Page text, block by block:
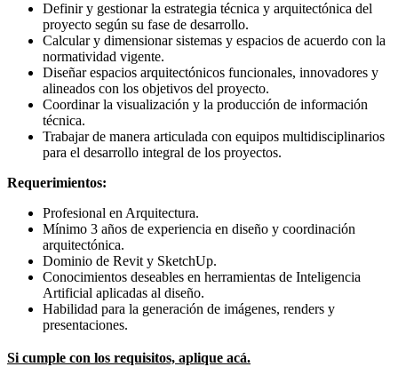
Definir y gestionar la estrategia técnica y arquitectónica del
proyecto según su fase de desarrollo.
Calcular y dimensionar sistemas y espacios de acuerdo con la
normatividad vigente.
Diseñar espacios arquitectónicos funcionales, innovadores y
alineados con los objetivos del proyecto.
Coordinar la visualización y la producción de información
técnica.
Trabajar de manera articulada con equipos multidisciplinarios
para el desarrollo integral de los proyectos.
Requerimientos:
Profesional en Arquitectura.
Mínimo 3 años de experiencia en diseño y coordinación
arquitectónica.
Dominio de Revit y SketchUp.
Conocimientos deseables en herramientas de Inteligencia
Artificial aplicadas al diseño.
Habilidad para la generación de imágenes, renders y
presentaciones.
Si cumple con los requisitos, aplique acá.